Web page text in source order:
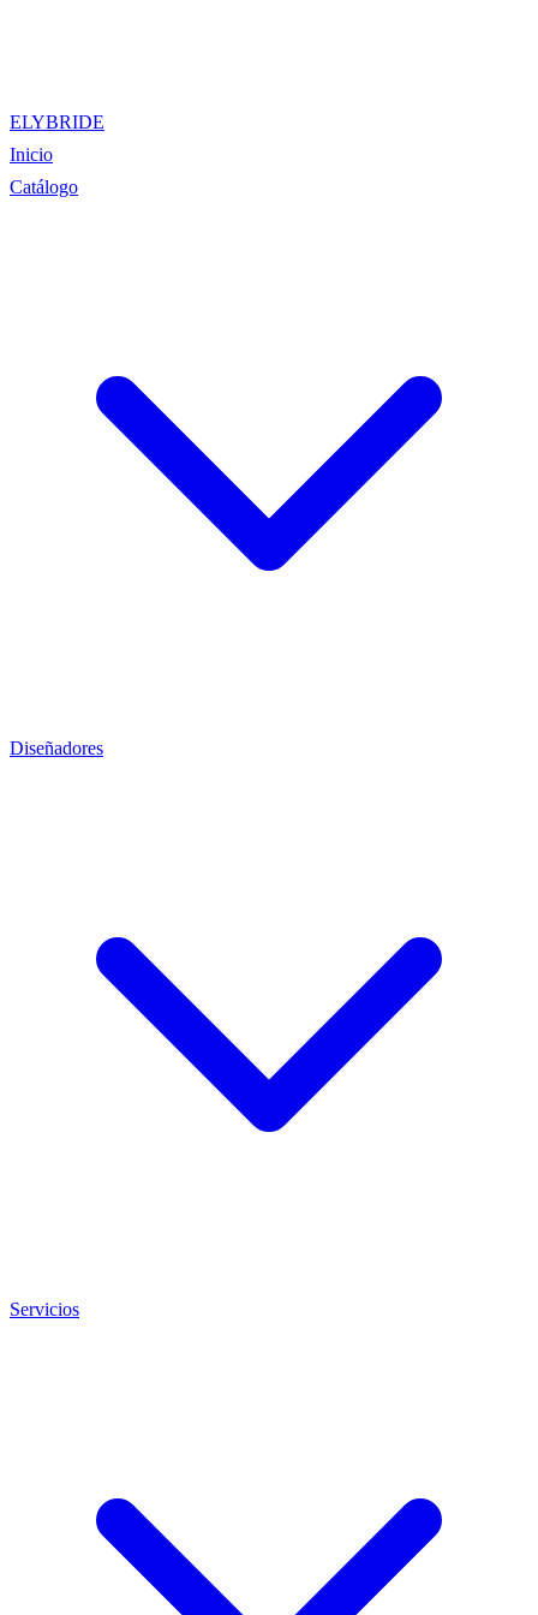
ELYBRIDE
Inicio
Catálogo
Diseñadores
Servicios